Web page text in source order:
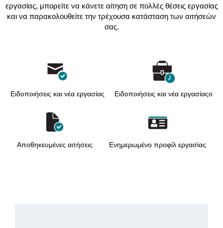
εργασίας, μπορείτε να κάνετε αίτηση σε πολλές θέσεις εργασίας
και να παρακολουθείτε την τρέχουσα κατάσταση των αιτήσεών
σας.
Ειδοποιήσεις και νέα εργασίας Ειδοποιήσεις και νέα εργασίαςо
Αποθηκευμένες αιτήσεις Ενημερωμένο προφίλ εργασίας